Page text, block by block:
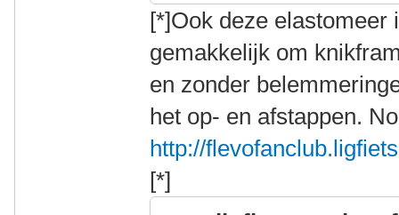
[*]Ook deze elastomeer
gemakkelijk om
en zonder
het op- en afstappen.
http://
[*]